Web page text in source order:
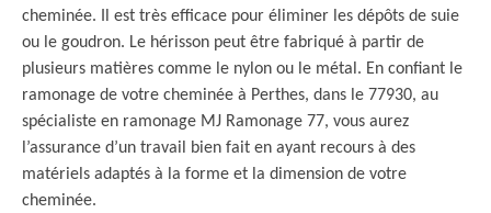
cheminée. Il est très efficace pour éliminer les dépôts de suie
ou le goudron. Le hérisson peut être fabriqué à partir de
plusieurs matières comme le nylon ou le métal. En confiant le
ramonage de votre cheminée à Perthes, dans le 77930, au
spécialiste en ramonage MJ Ramonage 77, vous aurez
l’assurance d’un travail bien fait en ayant recours à des
matériels adaptés à la forme et la dimension de votre
cheminée.